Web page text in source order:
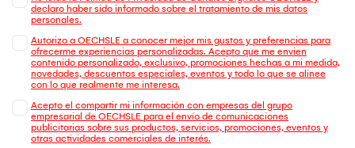
declaro haber sido informado sobre el tratamiento de mis datos
personales.
Autorizo a OECHSLE a conocer mejor mis gustos y preferencias para
ofrecerme experiencias personalizadas. Acepto que me envien
contenido personalizado, exclusivo, promociones hechas a mi medida,
novedades, descuentos especiales, eventos y todo lo que se alinee
con lo que realmente me interesa.
Acepto el compartir mi información con empresas del grupo
empresarial de OECHSLE para el envío de comunicaciones
publicitarias sobre sus productos, servicios, promociones, eventos y
otras actividades comerciales de interés.